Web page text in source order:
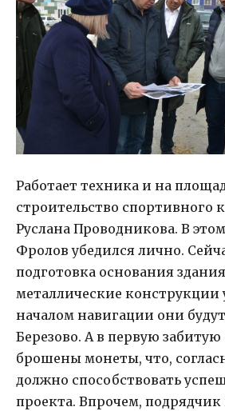
Работает техника и на
строительство спортивного
Руслана Проводникова. В
Фролов убедился лично.
подготовка основания
металлические конструкции
началом навигации они
Березово. А в первую
брошены монеты, что,
должно способствовать
проекта. Впрочем, подрядчик